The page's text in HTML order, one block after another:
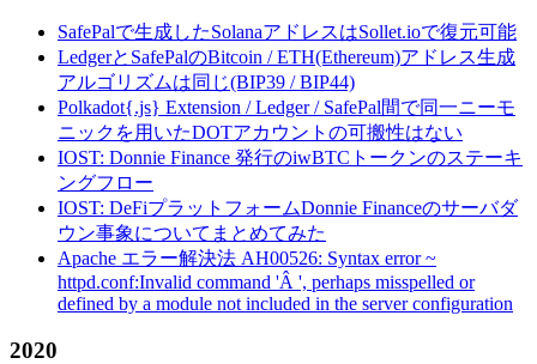
SafePalで生成したSolanaアドレスはSollet.ioで復元可能
LedgerとSafePalのBitcoin / ETH(Ethereum)アドレス生成
アルゴリズムは同じ(BIP39 / BIP44)
Polkadot{.js} Extension / Ledger / SafePal間で同一ニーモ
ニックを用いたDOTアカウントの可搬性はない
IOST: Donnie Finance 発行のiwBTCトークンのステーキ
ングフロー
IOST: DeFiプラットフォームDonnie Financeのサーバダ
ウン事象についてまとめてみた
Apache エラー解決法 AH00526: Syntax error ~
httpd.conf:Invalid command 'Â ', perhaps misspelled or
defined by a module not included in the server configuration
2020